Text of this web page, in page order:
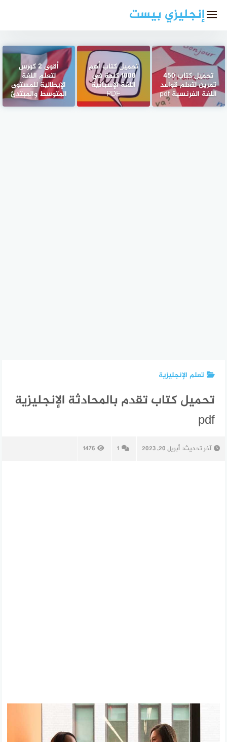
إنجليزي بيست
تحميل كتاب 450
تمرين لتعلم قواعد
اللغة الفرنسية pdf
تحميل كتاب أهم
1000 كلمة في
اللغة الإسبانية
PDF
أقوى 2 كورس
لتعلم اللغة
الإيطالية للمستوى
المتوسط والمبتدئ
تعلم الإنجليزية
تحميل كتاب تقدم بالمحادثة الإنجليزية
pdf
آخر تحديث: أبريل 20, 2023 1
1476